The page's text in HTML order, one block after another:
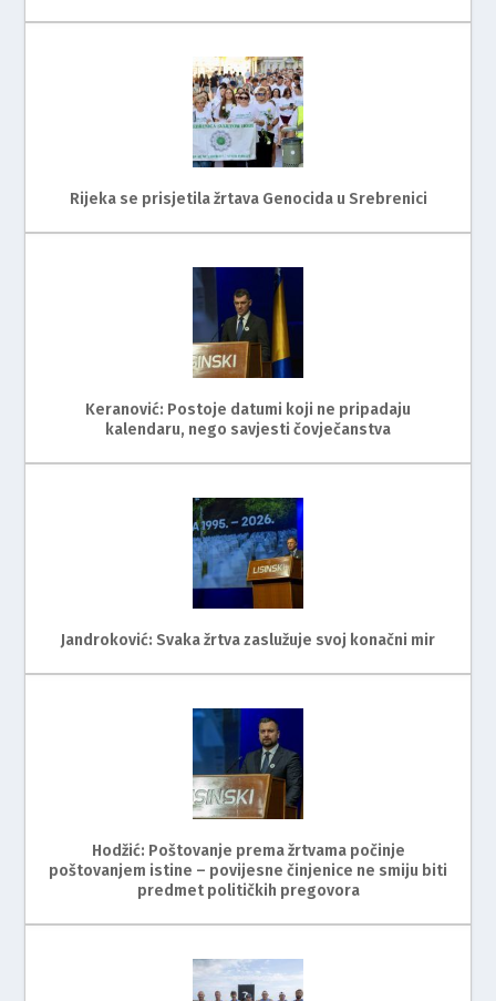
Rijeka se prisjetila žrtava Genocida u Srebrenici
Keranović: Postoje datumi koji ne pripadaju
kalendaru, nego savjesti čovječanstva
Jandroković: Svaka žrtva zaslužuje svoj konačni mir
Hodžić: Poštovanje prema žrtvama počinje
poštovanjem istine – povijesne činjenice ne smiju biti
predmet političkih pregovora